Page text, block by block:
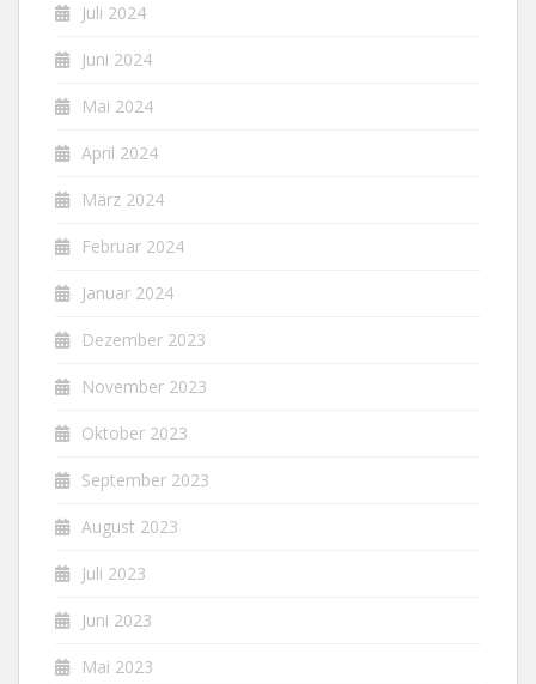
Juli 2024
Juni 2024
Mai 2024
April 2024
März 2024
Februar 2024
Januar 2024
Dezember 2023
November 2023
Oktober 2023
September 2023
August 2023
Juli 2023
Juni 2023
Mai 2023